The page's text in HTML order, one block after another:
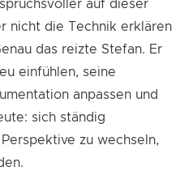
auf dieser
nicht die Technik erklären
das reizte Stefan. Er
einfühlen, seine
anpassen und
sich ständig
zu wechseln,